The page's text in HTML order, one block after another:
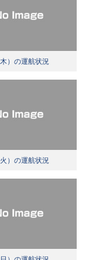
）の運航状況
）の運航状況